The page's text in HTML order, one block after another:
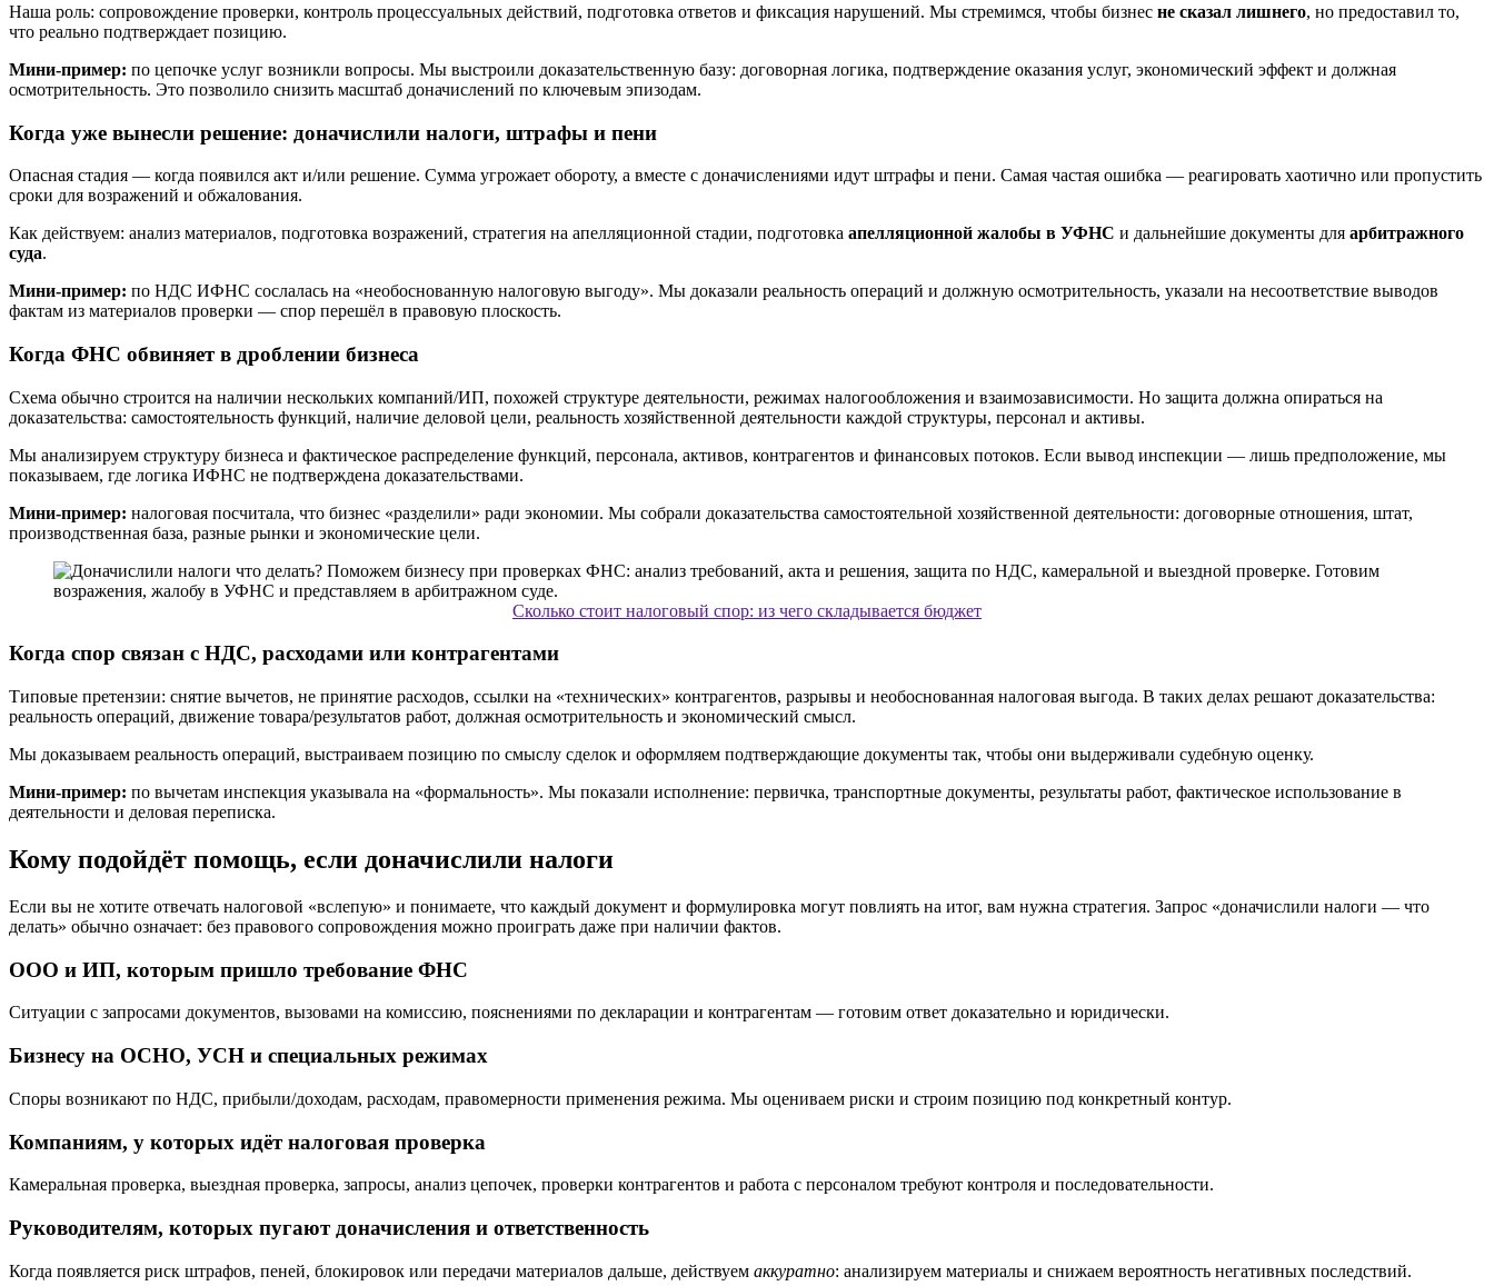
Наша роль: сопровождение проверки, контроль процессуальных действий, подготовка ответов и фиксация нарушений. Мы стремимся, чтобы бизнес не сказал лишнего, но предоставил то,
что реально подтверждает позицию.
Мини-пример: по цепочке услуг возникли вопросы. Мы выстроили доказательственную базу: договорная логика, подтверждение оказания услуг, экономический эффект и должная
осмотрительность. Это позволило снизить масштаб доначислений по ключевым эпизодам.
Когда уже вынесли решение: доначислили налоги, штрафы и пени
Опасная стадия — когда появился акт и/или решение. Сумма угрожает обороту, а вместе с доначислениями идут штрафы и пени. Самая частая ошибка — реагировать хаотично или пропустить
сроки для возражений и обжалования.
Как действуем: анализ материалов, подготовка возражений, стратегия на апелляционной стадии, подготовка апелляционной жалобы в УФНС и дальнейшие документы для арбитражного
суда.
Мини-пример: по НДС ИФНС сослалась на «необоснованную налоговую выгоду». Мы доказали реальность операций и должную осмотрительность, указали на несоответствие выводов
фактам из материалов проверки — спор перешёл в правовую плоскость.
Когда ФНС обвиняет в дроблении бизнеса
Схема обычно строится на наличии нескольких компаний/ИП, похожей структуре деятельности, режимах налогообложения и взаимозависимости. Но защита должна опираться на
доказательства: самостоятельность функций, наличие деловой цели, реальность хозяйственной деятельности каждой структуры, персонал и активы.
Мы анализируем структуру бизнеса и фактическое распределение функций, персонала, активов, контрагентов и финансовых потоков. Если вывод инспекции — лишь предположение, мы
показываем, где логика ИФНС не подтверждена доказательствами.
Мини-пример: налоговая посчитала, что бизнес «разделили» ради экономии. Мы собрали доказательства самостоятельной хозяйственной деятельности: договорные отношения, штат,
производственная база, разные рынки и экономические цели.
Сколько стоит налоговый спор: из чего складывается бюджет
Когда спор связан с НДС, расходами или контрагентами
Типовые претензии: снятие вычетов, не принятие расходов, ссылки на «технических» контрагентов, разрывы и необоснованная налоговая выгода. В таких делах решают доказательства:
реальность операций, движение товара/результатов работ, должная осмотрительность и экономический смысл.
Мы доказываем реальность операций, выстраиваем позицию по смыслу сделок и оформляем подтверждающие документы так, чтобы они выдерживали судебную оценку.
Мини-пример: по вычетам инспекция указывала на «формальность». Мы показали исполнение: первичка, транспортные документы, результаты работ, фактическое использование в
деятельности и деловая переписка.
Кому подойдёт помощь, если доначислили налоги
Если вы не хотите отвечать налоговой «вслепую» и понимаете, что каждый документ и формулировка могут повлиять на итог, вам нужна стратегия. Запрос «доначислили налоги — что
делать» обычно означает: без правового сопровождения можно проиграть даже при наличии фактов.
ООО и ИП, которым пришло требование ФНС
Ситуации с запросами документов, вызовами на комиссию, пояснениями по декларации и контрагентам — готовим ответ доказательно и юридически.
Бизнесу на ОСНО, УСН и специальных режимах
Споры возникают по НДС, прибыли/доходам, расходам, правомерности применения режима. Мы оцениваем риски и строим позицию под конкретный контур.
Компаниям, у которых идёт налоговая проверка
Камеральная проверка, выездная проверка, запросы, анализ цепочек, проверки контрагентов и работа с персоналом требуют контроля и последовательности.
Руководителям, которых пугают доначисления и ответственность
Когда появляется риск штрафов, пеней, блокировок или передачи материалов дальше, действуем аккуратно: анализируем материалы и снижаем вероятность негативных последствий.